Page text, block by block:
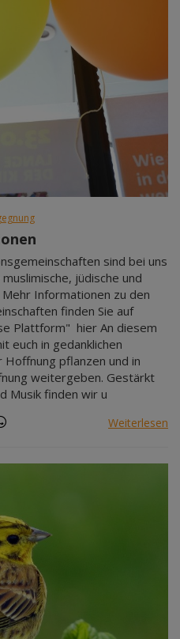
sind bei uns
jüdische und
Informationen zu den
finden Sie auf
Plattform" hier An diesem
euch in gedanklichen
pflanzen und in
weitergeben. Gestärkt
Musik finden wir u
Weiterlesen